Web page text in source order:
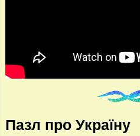
Пазл про Україну